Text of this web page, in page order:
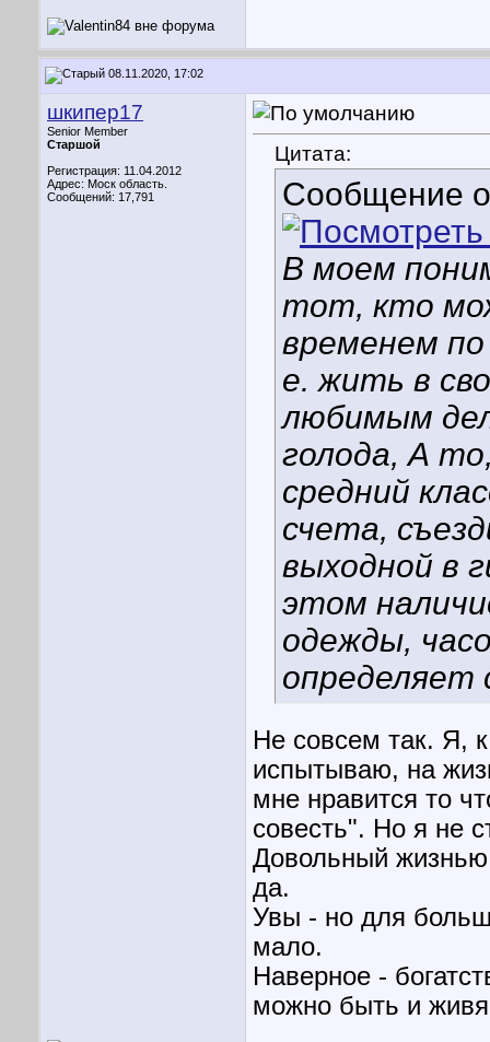
08.11.2020, 17:02
шкипер17
Senior Member
Старшой
Регистрация: 11.04.2012
Адрес: Моск область.
Сообщений: 17,791
Цитата:
Сообщение
В моем
тот, кто
временем
е. жить в
любимым
голода, А
средний
счета,
выходной в
этом
одежды,
определяет
Не совсем так. Я,
испытываю, на
мне нравится то
совесть". Но я не
Довольный
да.
Увы - но для
мало.
Наверное -
можно быть и